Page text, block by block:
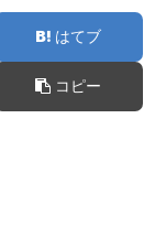
はてブ
コピー